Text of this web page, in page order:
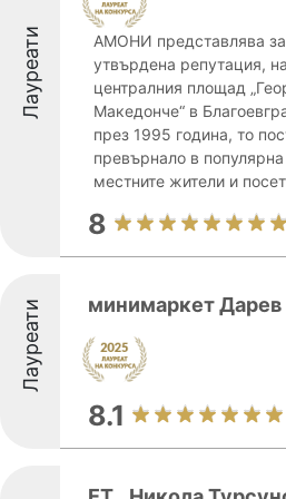
Лауреати
АМОНИ представлява
утвърдена репутация,
централния площад
Македонче“ в
през 1995 година, то
превърнало в
местните жители и
8
Лауреати минимаркет Дарев
8.1